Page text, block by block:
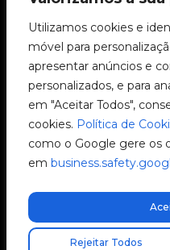
Utilizamos cookies e
móvel para
apresentar anúncios e
personalizados, e para
em "Aceitar Todos",
cookies. Política de
como o Google gere os
em
Rejeitar Todos
Comunidade V2C
e-Chargers
V2C Cloud
V2C Payments